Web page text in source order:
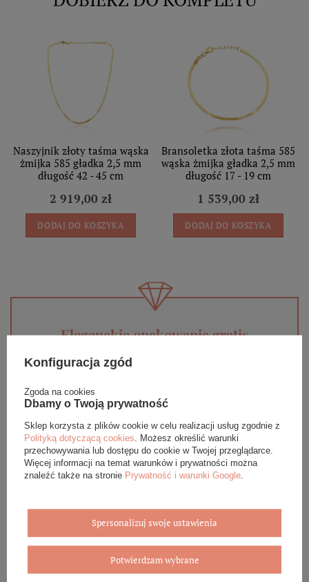
Naszyjnik złoty taśma wąska
żmijka 585 gładka 2,5 mm
długość 42 - 45 cm
2 919,00 zł
DODAJ DO KOSZYKA
Bransoletka złota taśma 585
wąska żmijka gładka 2,5 mm
długość 17 - 19 cm
1 539,00 zł
DODAJ DO KOSZYKA
Eleganckie opakowanie gratis
Biżuterię i zegarki zakupione w sklepie internetowym
każdego zamówienia dołączamy pudełko ze skóry
ekologicznej oraz elegancką torebkę. Rozmiary i wzory
WYBIERZ PREZENT
Konfiguracja zgód
Zgoda na cookies
Dbamy o Twoją prywatność
Sklep korzysta z plików cookie w celu realizacji usług zgodnie z
Polityką dotyczącą cookies . Możesz określić warunki
przechowywania lub dostępu do cookie w Twojej przeglądarce.
Więcej informacji na temat warunków i prywatności można
znaleźć także na stronie Prywatność i warunki Google
Spersonalizuj swoje ustawienia
Potwierdzam wybrane